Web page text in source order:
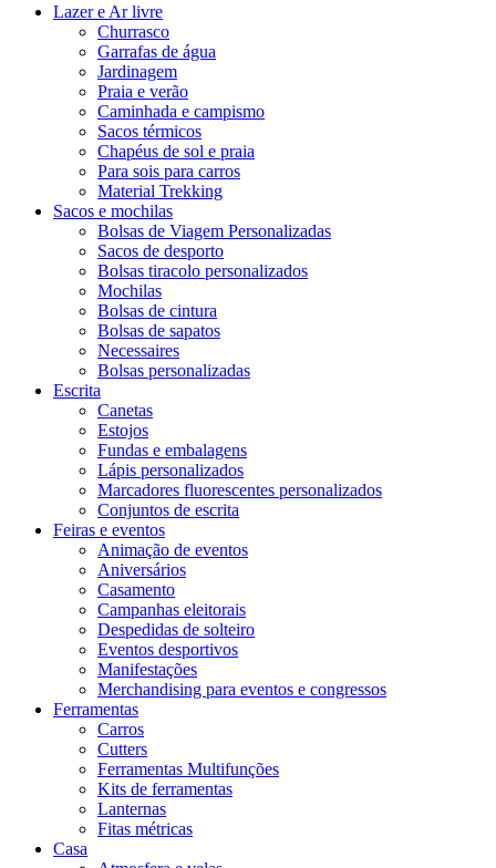
Lazer e Ar livre
Churrasco
Garrafas de água
Jardinagem
Praia e verão
Caminhada e campismo
Sacos térmicos
Chapéus de sol e praia
Para sois para carros
Material Trekking
Sacos e mochilas
Bolsas de Viagem Personalizadas
Sacos de desporto
Bolsas tiracolo personalizados
Mochilas
Bolsas de cintura
Bolsas de sapatos
Necessaires
Bolsas personalizadas
Escrita
Canetas
Estojos
Fundas e embalagens
Lápis personalizados
Marcadores fluorescentes personalizados
Conjuntos de escrita
Feiras e eventos
Animação de eventos
Aniversários
Casamento
Campanhas eleitorais
Despedidas de solteiro
Eventos desportivos
Manifestações
Merchandising para eventos e congressos
Ferramentas
Carros
Cutters
Ferramentas Multifunções
Kits de ferramentas
Lanternas
Fitas métricas
Casa